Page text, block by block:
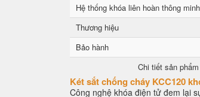
Hệ thống khóa liên hoàn thông minh
Thương hiệu
Bảo hành
Chi tiết sản phẩm
Két sắt chống cháy KCC120
Công nghệ khóa điện tử đem lại